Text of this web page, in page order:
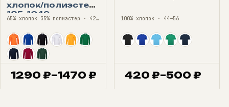
хлопок/полиэстер
185, 104S
65% хлопок 35% полиэстер · 42—68
1290 ₽–1470 ₽
Диапазон
цен:
100% хлопок · 44—56
420 ₽–500 ₽
Диапазон
цен: